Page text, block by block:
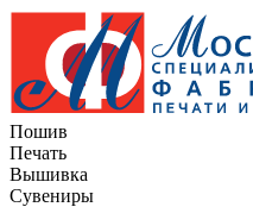
Пошив
Печать
Вышивка
Сувениры